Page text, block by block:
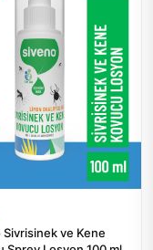
Sivrisinek ve Kene